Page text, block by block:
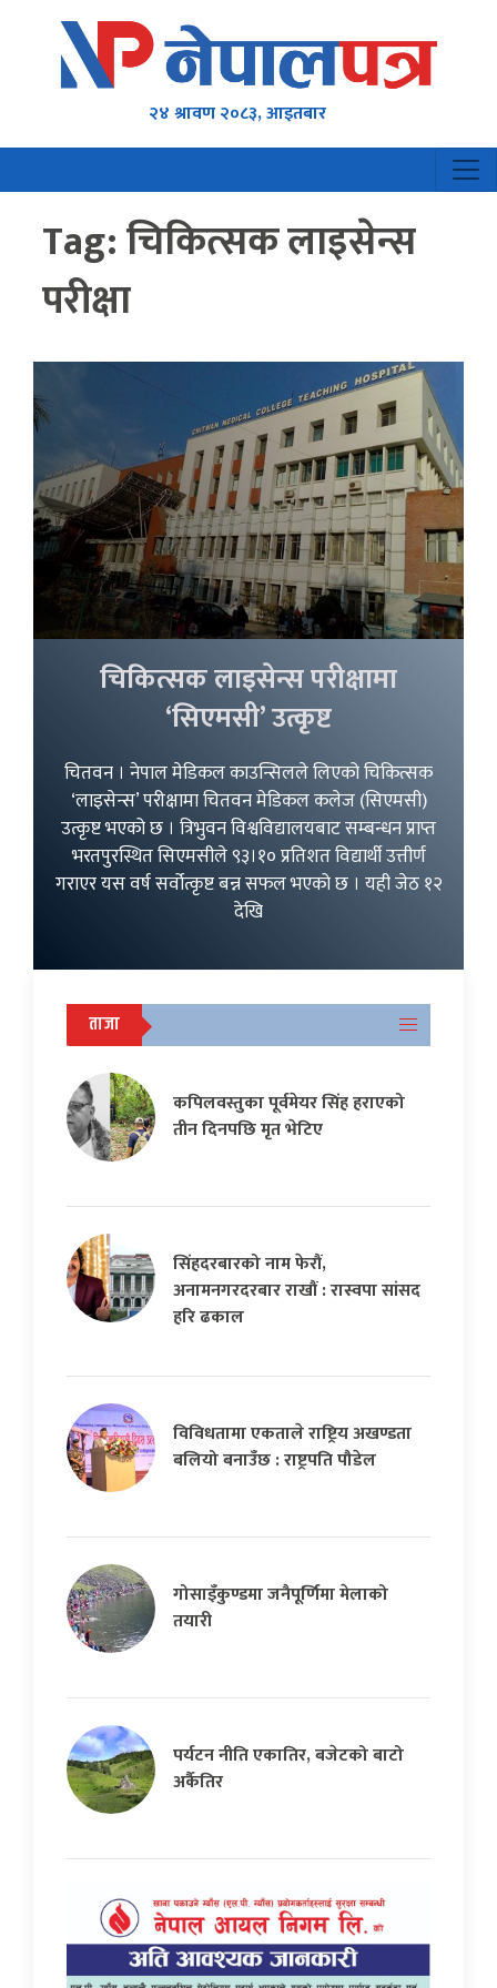
२४ श्रावण २०८३, आइतबार
Tag:चिकित्सक लाइसेन्स
परीक्षा
चिकित्सक लाइसेन्स परीक्षामा
‘सिएमसी’ उत्कृष्ट
चितवन । नेपाल मेडिकल काउन्सिलले लिएको चिकित्सक
‘लाइसेन्स’ परीक्षामा चितवन मेडिकल कलेज (सिएमसी)
उत्कृष्ट भएको छ । त्रिभुवन विश्वविद्यालयबाट सम्बन्धन प्राप्त
भरतपुरस्थित सिएमसीले ९३।१० प्रतिशत विद्यार्थी उत्तीर्ण
गराएर यस वर्ष सर्वोत्कृष्ट बन्न सफल भएको छ । यही जेठ १२
देखि
ताजा
कपिलवस्तुका पूर्वमेयर सिंह हराएको
तीन दिनपछि मृत भेटिए
सिंहदरबारको नाम फेरौं,
अनामनगरदरबार राखौं : रास्वपा सांसद
हरि ढकाल
विविधतामा एकताले राष्ट्रिय अखण्डता
बलियो बनाउँछ : राष्ट्रपति पौडेल
गोसाइँकुण्डमा जनैपूर्णिमा मेलाको
तयारी
पर्यटन नीति एकातिर, बजेटको बाटो
अर्कैतिर